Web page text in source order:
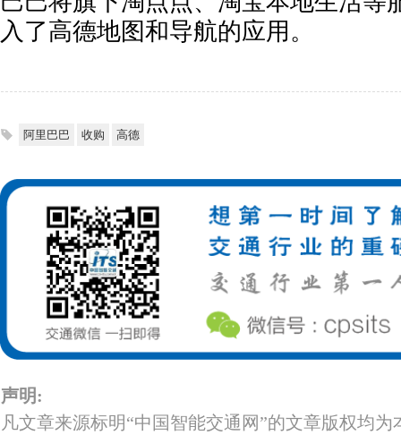
入了高德地图和导航的应用。
阿里巴巴 收购 高德
声明:
凡文章来源标明“中国智能交通网”的文章版权均